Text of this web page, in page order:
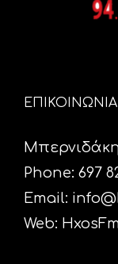
ΕΠΙΚΟΙΝΩΝΙΑ
Phone: 697
Email:
Web: